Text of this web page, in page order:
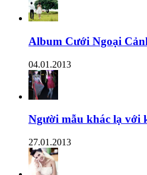
Album Cưới Ngoại
04.01.2013
Người mẫu khác lạ với
27.01.2013